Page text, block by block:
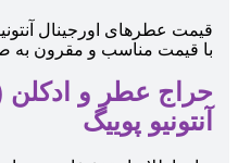
قیمت عطرهای اورجینال
با قیمت مناسب و مقرون به
آنتونیو پوییگ